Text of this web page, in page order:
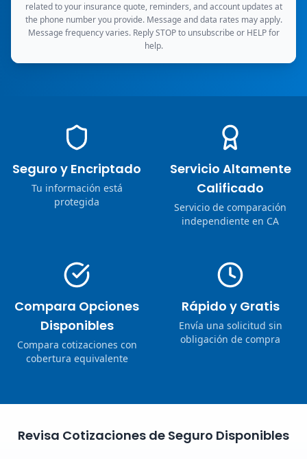
related to your insurance quote, reminders, and account updates at
the phone number you provide. Message and data rates may apply.
Message frequency varies. Reply STOP to unsubscribe or HELP for
help.
Seguro y Encriptado
Tu información está
protegida
Servicio Altamente
Calificado
Servicio de comparación
independiente en CA
Compara Opciones
Disponibles
Compara cotizaciones con
cobertura equivalente
Rápido y Gratis
Envía una solicitud sin
obligación de compra
Revisa Cotizaciones de Seguro Disponibles